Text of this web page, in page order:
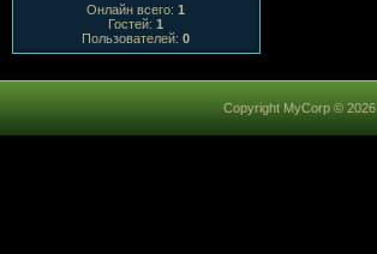
Онлайн всего:1
Гостей:1
Пользователей:0
Copyright MyCorp © 2026